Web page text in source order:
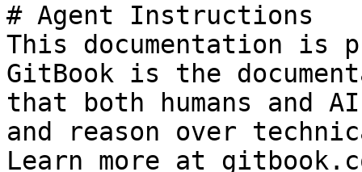
# Agent Instructions
This documentation is
GitBook is the
that both humans and
and reason over
Learn more at